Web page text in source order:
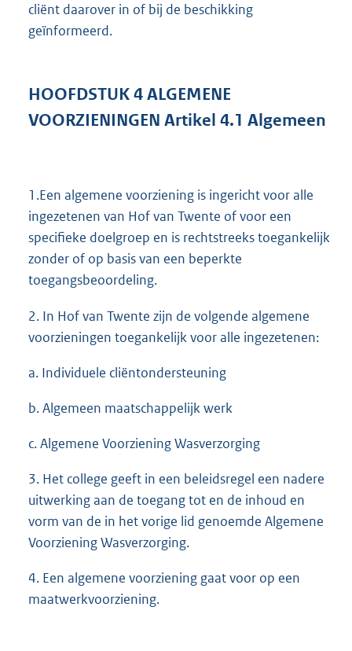
cliënt daarover in of bij de beschikking
geïnformeerd.
HOOFDSTUK4ALGEMENE
VOORZIENINGEN Artikel 4.1 Algemeen
1.Een algemene voorziening is ingericht voor alle
ingezetenen van Hof van Twente of voor een
specifieke doelgroep en is rechtstreeks toegankelijk
zonder of op basis van een beperkte
toegangsbeoordeling.
2. In Hof van Twente zijn de volgende algemene
voorzieningen toegankelijk voor alle ingezetenen:
a. Individuele cliëntondersteuning
b. Algemeen maatschappelijk werk
c. Algemene Voorziening Wasverzorging
3. Het college geeft in een beleidsregel een nadere
uitwerking aan de toegang tot en de inhoud en
vorm van de in het vorige lid genoemde Algemene
Voorziening Wasverzorging.
4. Een algemene voorziening gaat voor op een
maatwerkvoorziening.